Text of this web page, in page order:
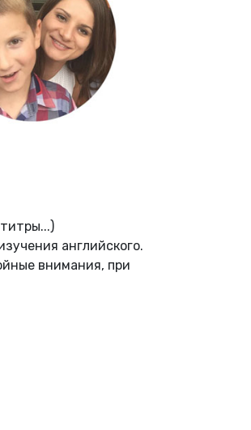
английского.
внимания, при